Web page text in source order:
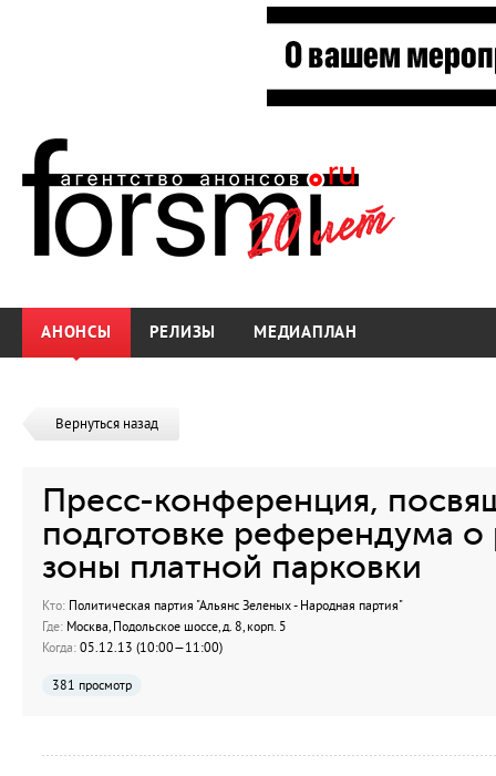
АНОНСЫ РЕЛИЗЫ МЕДИАПЛАН
Вернуться назад
Пресс-конференция,
подготовке референдума
зоны платной парковки
Кто: Политическая партия "Альянс Зеленых - Народная партия"
Где: Москва, Подольское шоссе, д. 8, корп. 5
Когда: 05.12.13 (10:00—11:00)
381 просмотр